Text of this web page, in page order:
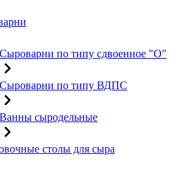
Сыроварни по типу сдвоенное "О"
Сыроварни по типу ВДПС
Ванны сыродельные
столы для сыра